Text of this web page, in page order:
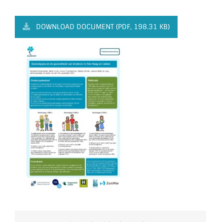
DOWNLOAD DOCUMENT (PDF, 198.31 KB)